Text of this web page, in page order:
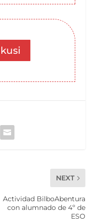
NEXT
Actividad BilboAbentura
con alumnado de 4º de
ESO